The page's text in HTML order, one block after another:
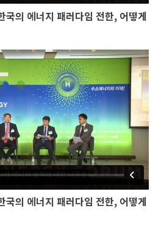
의 에너지 패러다임 전한, 어떻게
의 에너지 패러다임 전한, 어떻게